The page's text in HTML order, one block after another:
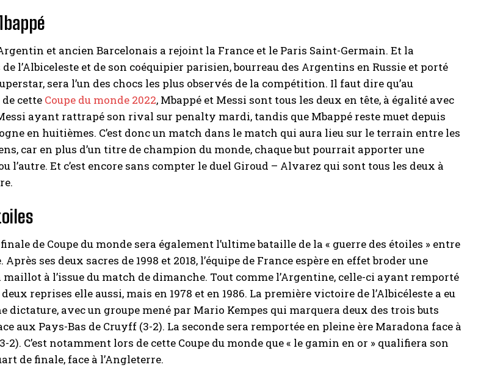
et ancien Barcelonais a rejoint la France et le Paris Saint-Germain. Et la
l’Albiceleste et de son coéquipier parisien, bourreau des Argentins en Russie et porté
sera l’un des chocs les plus observés de la compétition. Il faut dire qu’au
cette Coupe du monde 2022, Mbappé et Messi sont tous les deux en tête, à égalité avec
ayant rattrapé son rival sur penalty mardi, tandis que Mbappé reste muet depuis
en huitièmes. C’est donc un match dans le match qui aura lieu sur le terrain entre les
car en plus d’un titre de champion du monde, chaque but pourrait apporter une
l’autre. Et c’est encore sans compter le duel Giroud – Alvarez qui sont tous les deux à
finale de Coupe du monde sera également l’ultime bataille de la « guerre des étoiles » entre
ses deux sacres de 1998 et 2018, l’équipe de France espère en effet broder une
à l’issue du match de dimanche. Tout comme l’Argentine, celle-ci ayant remporté
reprises elle aussi, mais en 1978 et en 1986. La première victoire de l’Albicéleste a eu
dictature, avec un groupe mené par Mario Kempes qui marquera deux des trois buts
aux Pays-Bas de Cruyff (3-2). La seconde sera remportée en pleine ère Maradona face à
2). C’est notamment lors de cette Coupe du monde que « le gamin en or » qualifiera son
de finale, face à l’Angleterre.